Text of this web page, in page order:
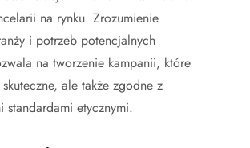
na rynku. Zrozumienie
i potrzeb potencjalnych
na tworzenie kampanii, które
ale także zgodne z
standardami etycznymi.